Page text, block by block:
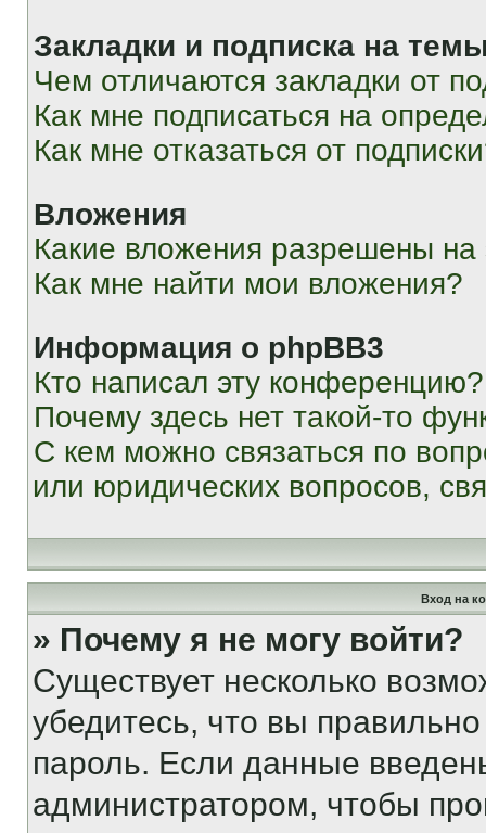
Закладки и подписка на
Чем отличаются закладки от
Как мне подписаться на
Как мне отказаться от
Вложения
Какие вложения разрешены
Как мне найти мои вложения?
Информация о phpBB3
Кто написал эту конференцию?
Почему здесь нет такой-то
С кем можно связаться по
или юридических вопросов,
Вход на
» Почему я не могу войти?
Существует несколько
убедитесь, что вы
пароль. Если данные
администратором, чтобы